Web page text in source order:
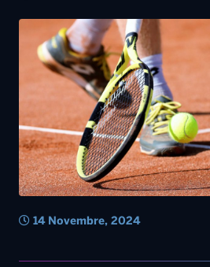
14 Novembre, 2024